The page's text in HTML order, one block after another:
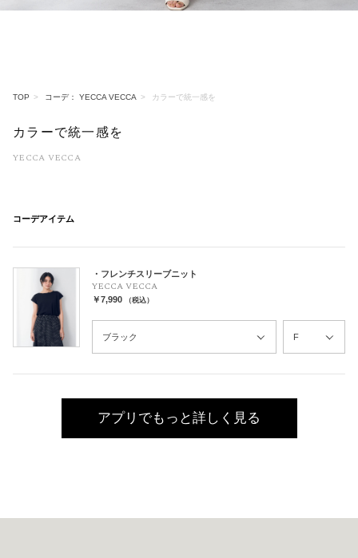
TOP コーデ： YECCA VECCA カラーで統一感を
カラーで統一感を
YECCA VECCA
コーデアイテム
・フレンチスリーブニット
YECCA VECCA
￥7,990 （税込）
アプリでもっと詳しく見る